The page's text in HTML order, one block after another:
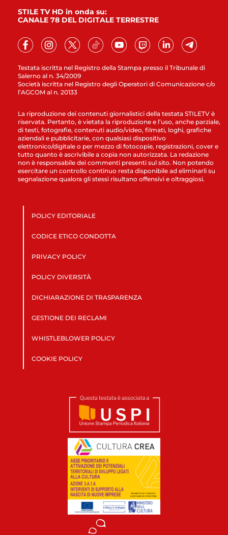
Testata iscritta nel Registro della Stampa presso il Tribunale di
Salerno al n. 34/2009
Società iscritta nel Registro degli Operatori di Comunicazione c/o
l’AGCOM al n. 20133
STILE TV HD in onda su:
CANALE 78 DEL DIGITALE TERRESTRE
La riproduzione dei contenuti giornalistici della testata STILETV è
riservata. Pertanto, è vietata la riproduzione e l’uso, anche parziale,
di testi, fotografie, contenuti audio/video, filmati, loghi, grafiche
aziendali e pubblicitarie, con qualsiasi dispositivo
elettronico/digitale o per mezzo di fotocopie, registrazioni, cover e
tutto quanto è ascrivibile a copia non autorizzata. La redazione
non è responsabile dei commenti presenti sul sito. Non potendo
esercitare un controllo continuo resta disponibile ad eliminarli su
segnalazione qualora gli stessi risultano offensivi e oltraggiosi.
POLICY EDITORIALE
CODICE ETICO CONDOTTA
PRIVACY POLICY
POLICY DIVERSITÀ
DICHIARAZIONE DI TRASPARENZA
GESTIONE DEI RECLAMI
WHISTLEBLOWER POLICY
COOKIE POLICY